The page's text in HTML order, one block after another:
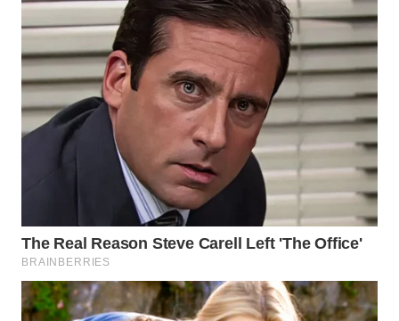
WAHANA
NEWS
WAHANA
TANI
WAHANA
INFRASTRUKTUR
WAHANA
KONSUMEN